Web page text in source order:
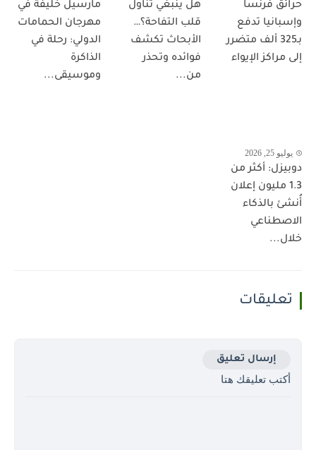
حرائق فرنسا
وإسبانيا تدفع
بـ325 ألف متضرر
إلى مراكز الإيواء
هل ينبغي تناول
قلب التفاحة؟…
الأبحاث تكشف
فوائده وتحذر
من...
مارسيل خليفة في
مهرجان الحمامات
الدولي: رحلة في
الذاكرة
وموسيقى...
يوليو 25, 2026
دوبيزل: أكثر من
1.3 مليون إعلان
أُنشئ بالذكاء
الاصطناعي
خلال...
تعليقات
إرسال تعليق
أكتب تعليقك هتا